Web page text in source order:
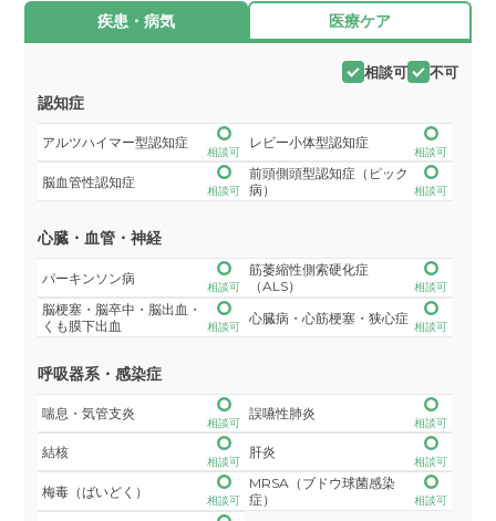
疾患・病気 医療ケア
相談可 不可
認知症
アルツハイマー型認知症
相談可
レビー小体型認知症
相談可
脳血管性認知症
相談可
前頭側頭型認知症（ピック
病）
相談可
心臓・血管・神経
パーキンソン病
相談可
筋萎縮性側索硬化症
（ALS）
相談可
脳梗塞・脳卒中・脳出血・
くも膜下出血
相談可
心臓病・心筋梗塞・狭心症
相談可
呼吸器系・感染症
喘息・気管支炎
相談可
誤嚥性肺炎
相談可
結核
相談可
肝炎
相談可
梅毒（ばいどく）
相談可
MRSA（ブドウ球菌感染
症）
相談可